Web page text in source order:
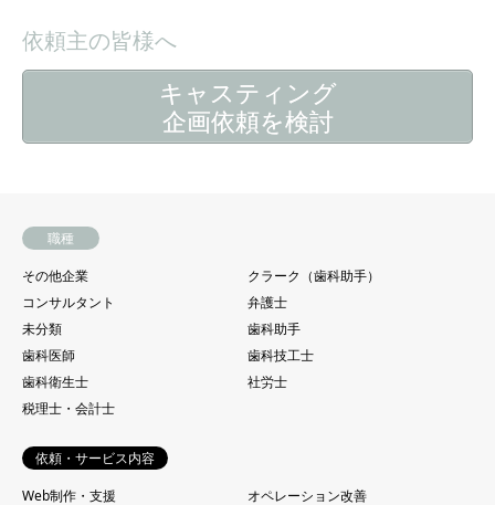
依頼主の皆様へ
キャスティング
企画依頼を検討
職種
その他企業
クラーク（歯科助手）
コンサルタント
弁護士
未分類
歯科助手
歯科医師
歯科技工士
歯科衛生士
社労士
税理士・会計士
依頼・サービス内容
Web制作・支援
オペレーション改善